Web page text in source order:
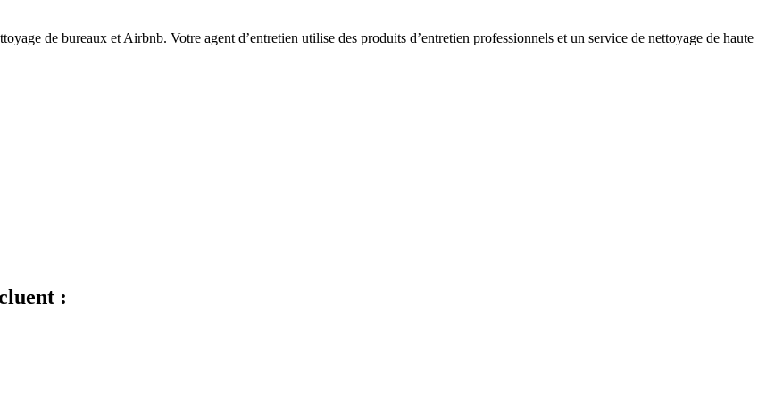
de bureaux et Airbnb. Votre agent d’entretien utilise des produits d’entretien professionnels et un service de nettoyage de haute
: